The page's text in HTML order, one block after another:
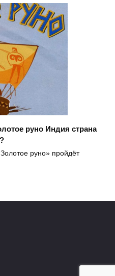
руно Индия страна
руно» пройдёт